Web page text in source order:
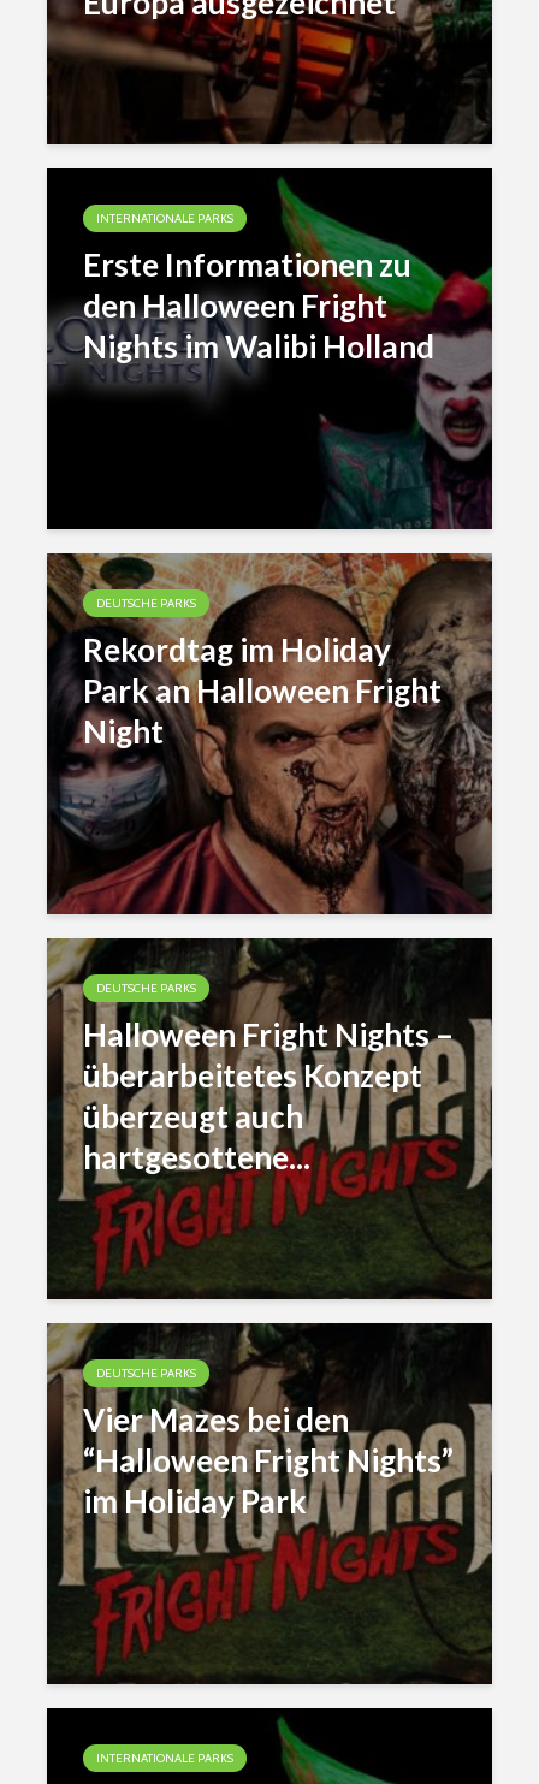
INTERNATIONALE PARKS
Erste Informationen zu
den Halloween Fright
Nights im Walibi Holland
DEUTSCHE PARKS
Rekordtag im Holiday
Park an Halloween Fright
Night
DEUTSCHE PARKS
Halloween Fright Nights –
überarbeitetes Konzept
überzeugt auch
hartgesottene...
DEUTSCHE PARKS
Vier Mazes bei den
“Halloween Fright Nights”
im Holiday Park
INTERNATIONALE PARKS